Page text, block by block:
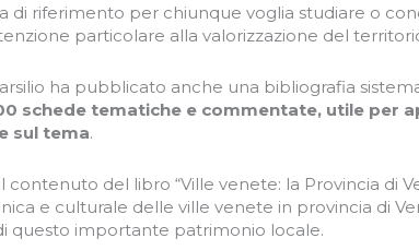
di riferimento per chiunque voglia studiare o
particolare alla valorizzazione del
ha pubblicato anche una bibliografia
schede tematiche e commentate, utile per
sul tema.
contenuto del libro “Ville venete: la Provincia di
e culturale delle ville venete in provincia di
questo importante patrimonio locale.